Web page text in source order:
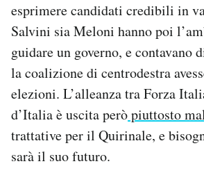
esprimere candidati credibili in
Salvini sia Meloni hanno poi
guidare un governo, e contavano
la coalizione di centrodestra
elezioni. L’alleanza tra Forza
d’Italia è uscita peròpiuttosto
trattative per il Quirinale, e
sarà il suo futuro.